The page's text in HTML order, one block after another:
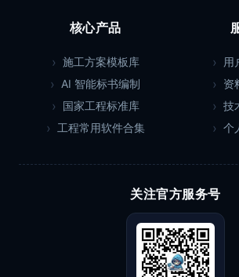
核心产品
施工方案模板库
AI 智能标书编制
国家工程标准库
工程常用软件合集
用
资
技
个
关注官方服务号